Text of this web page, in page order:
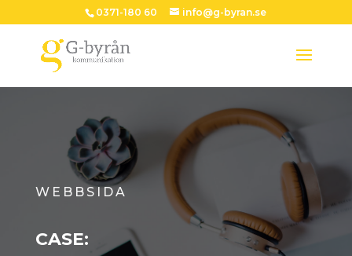
0371-180 60 info@g-byran.se
WEBBSIDA
CASE: